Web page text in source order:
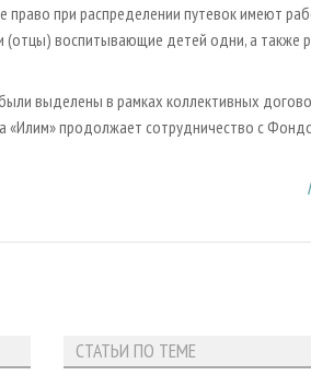
при распределении путевок имеют
(отцы) воспитывающие детей одни, а также
выделены в рамках коллективных
«Илим» продолжает сотрудничество с
СТАТЬИ ПО ТЕМЕ